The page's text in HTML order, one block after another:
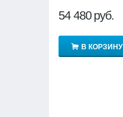
54 480 руб.
В КОРЗИНУ